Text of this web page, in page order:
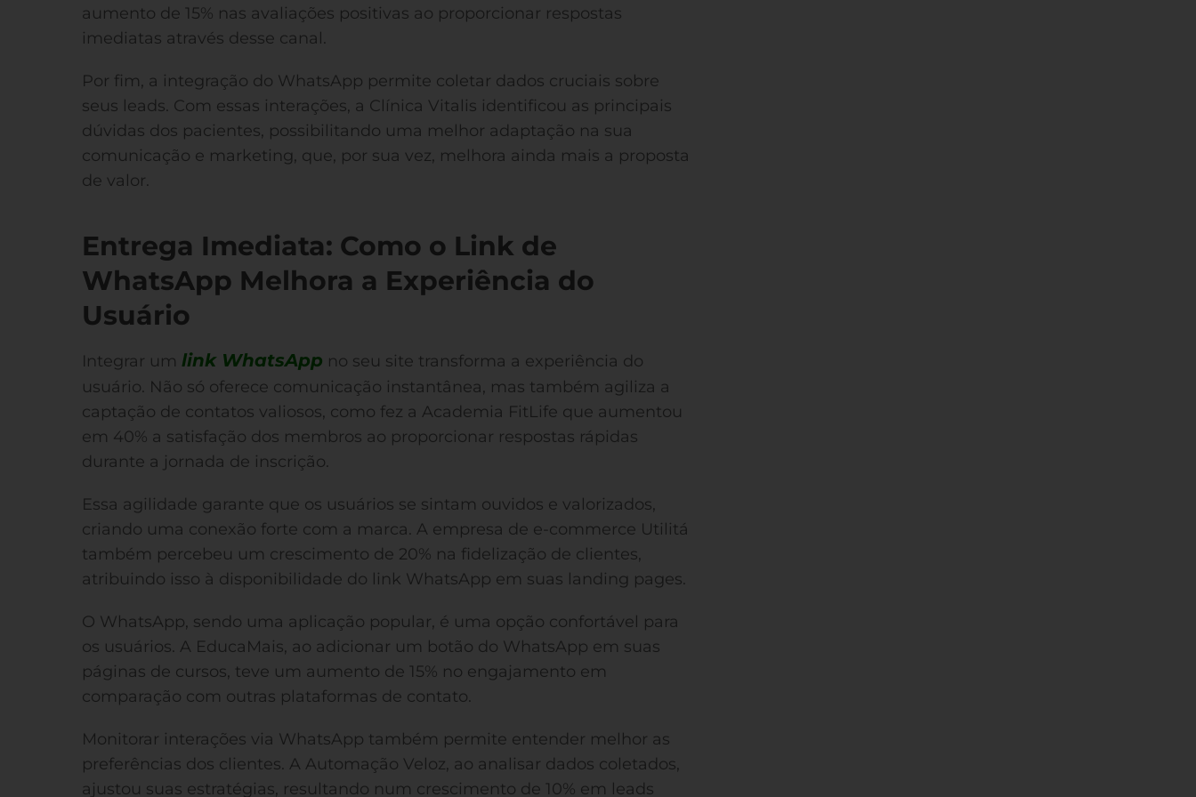
aumento de 15% nas avaliações positivas ao proporcionar respostas
imediatas através desse canal.
Por fim, a integração do WhatsApp permite coletar dados cruciais sobre
seus leads. Com essas interações, a Clínica Vitalis identificou as principais
dúvidas dos pacientes, possibilitando uma melhor adaptação na sua
comunicação e marketing, que, por sua vez, melhora ainda mais a proposta
de valor.
Entrega Imediata: Como o Link de
WhatsApp Melhora a Experiência do
Usuário
Integrar um link WhatsApp no seu site transforma a experiência do
usuário. Não só oferece comunicação instantânea, mas também agiliza a
captação de contatos valiosos, como fez a Academia FitLife que aumentou
em 40% a satisfação dos membros ao proporcionar respostas rápidas
durante a jornada de inscrição.
Essa agilidade garante que os usuários se sintam ouvidos e valorizados,
criando uma conexão forte com a marca. A empresa de e-commerce Utilitá
também percebeu um crescimento de 20% na fidelização de clientes,
atribuindo isso à disponibilidade do link WhatsApp em suas landing pages.
O WhatsApp, sendo uma aplicação popular, é uma opção confortável para
os usuários. A EducaMais, ao adicionar um botão do WhatsApp em suas
páginas de cursos, teve um aumento de 15% no engajamento em
comparação com outras plataformas de contato.
Monitorar interações via WhatsApp também permite entender melhor as
preferências dos clientes. A Automação Veloz, ao analisar dados coletados,
ajustou suas estratégias, resultando num crescimento de 10% em leads